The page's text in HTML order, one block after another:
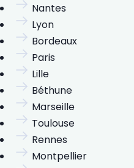
Nantes
Lyon
Bordeaux
Paris
Lille
Béthune
Marseille
Toulouse
Rennes
Montpellier